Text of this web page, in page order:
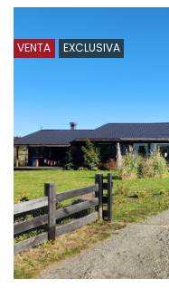
VENTA EXCLUSIVA